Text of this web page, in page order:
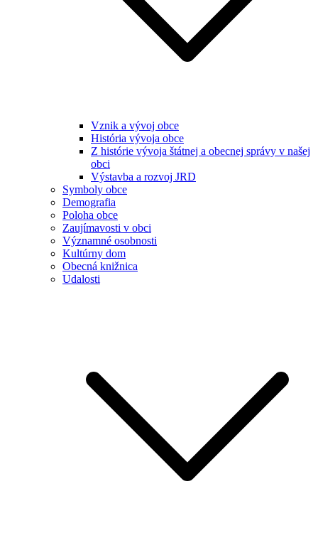
Vznik a vývoj obce
História vývoja obce
Z histórie vývoja štátnej a obecnej správy v našej
obci
Výstavba a rozvoj JRD
Symboly obce
Demografia
Poloha obce
Zaujímavosti v obci
Významné osobnosti
Kultúrny dom
Obecná knižnica
Udalosti